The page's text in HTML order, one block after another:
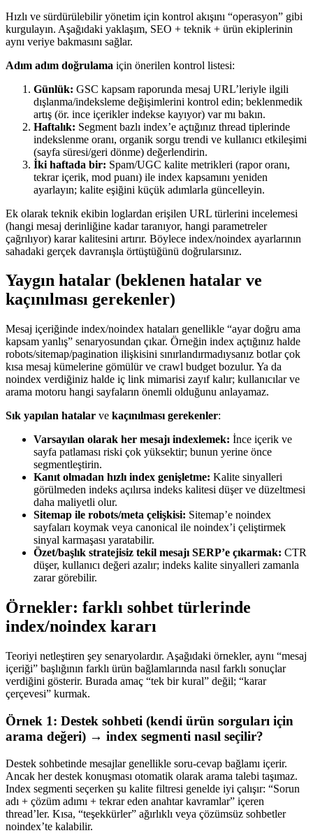
Hızlı ve sürdürülebilir yönetim için kontrol akışını “operasyon” gibi
kurgulayın. Aşağıdaki yaklaşım, SEO + teknik + ürün ekiplerinin
aynı veriye bakmasını sağlar.
Adım adım doğrulama için önerilen kontrol listesi:
Günlük: GSC kapsam raporunda mesaj URL’leriyle ilgili
dışlanma/indeksleme değişimlerini kontrol edin; beklenmedik
artış (ör. ince içerikler indekse kayıyor) var mı bakın.
Haftalık: Segment bazlı index’e açtığınız thread tiplerinde
indekslenme oranı, organik sorgu trendi ve kullanıcı etkileşimi
(sayfa süresi/geri dönme) değerlendirin.
İki haftada bir: Spam/UGC kalite metrikleri (rapor oranı,
tekrar içerik, mod puanı) ile index kapsamını yeniden
ayarlayın; kalite eşiğini küçük adımlarla güncelleyin.
Ek olarak teknik ekibin loglardan erişilen URL türlerini incelemesi
(hangi mesaj derinliğine kadar taranıyor, hangi parametreler
çağrılıyor) karar kalitesini artırır. Böylece index/noindex ayarlarının
sahadaki gerçek davranışla örtüştüğünü doğrularsınız.
Yaygın hatalar (beklenen hatalar ve
kaçınılması gerekenler)
Mesaj içeriğinde index/noindex hataları genellikle “ayar doğru ama
kapsam yanlış” senaryosundan çıkar. Örneğin index açtığınız halde
robots/sitemap/pagination ilişkisini sınırlandırmadıysanız botlar çok
kısa mesaj kümelerine gömülür ve crawl budget bozulur. Ya da
noindex verdiğiniz halde iç link mimarisi zayıf kalır; kullanıcılar ve
arama motoru hangi sayfaların önemli olduğunu anlayamaz.
Sık yapılan hatalar ve kaçınılması gerekenler:
Varsayılan olarak her mesajı indexlemek: İnce içerik ve
sayfa patlaması riski çok yüksektir; bunun yerine önce
segmentleştirin.
Kanıt olmadan hızlı index genişletme: Kalite sinyalleri
görülmeden indeks açılırsa indeks kalitesi düşer ve düzeltmesi
daha maliyetli olur.
Sitemap ile robots/meta çelişkisi: Sitemap’e noindex
sayfaları koymak veya canonical ile noindex’i çeliştirmek
sinyal karmaşası yaratabilir.
Özet/başlık stratejisiz tekil mesajı SERP’e çıkarmak: CTR
düşer, kullanıcı değeri azalır; indeks kalite sinyalleri zamanla
zarar görebilir.
Örnekler: farklı sohbet türlerinde
index/noindex kararı
Teoriyi netleştiren şey senaryolardır. Aşağıdaki örnekler, aynı “mesaj
içeriği” başlığının farklı ürün bağlamlarında nasıl farklı sonuçlar
verdiğini gösterir. Burada amaç “tek bir kural” değil; “karar
çerçevesi” kurmak.
Örnek 1: Destek sohbeti (kendi ürün sorguları için
arama değeri) → index segmenti nasıl seçilir?
Destek sohbetinde mesajlar genellikle soru-cevap bağlamı içerir.
Ancak her destek konuşması otomatik olarak arama talebi taşımaz.
Index segmenti seçerken şu kalite filtresi genelde iyi çalışır: “Sorun
adı + çözüm adımı + tekrar eden anahtar kavramlar” içeren
thread’ler. Kısa, “teşekkürler” ağırlıklı veya çözümsüz sohbetler
noindex’te kalabilir.